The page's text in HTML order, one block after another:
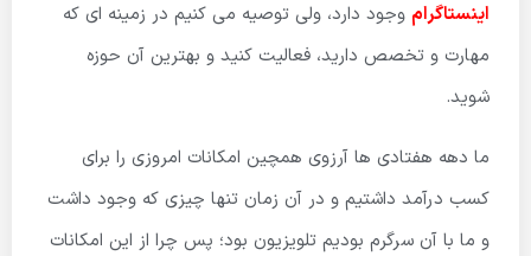
اینستاگرام وجود دارد، ولی توصیه می کنیم در زمینه ای که
مهارت و تخصص دارید، فعالیت کنید و بهترین آن حوزه
شوید.
ما دهه هفتادی ها آرزوی همچین امکانات امروزی را برای
کسب درآمد داشتیم و در آن زمان تنها چیزی که وجود داشت
و ما با آن سرگرم بودیم تلویزیون بود؛ پس چرا از این امکانات